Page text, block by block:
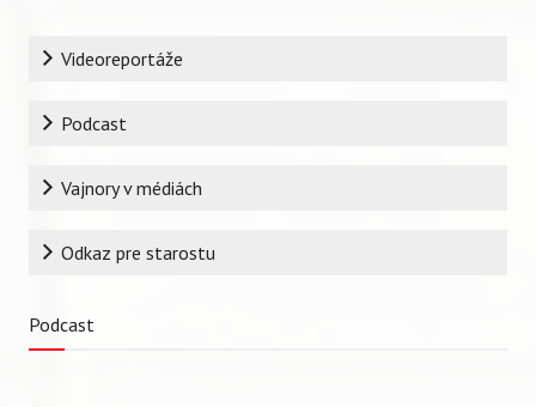
RubrikaVideoreportáže
Podcast
Vajnory v médiách
Odkaz pre starostu
Podcast